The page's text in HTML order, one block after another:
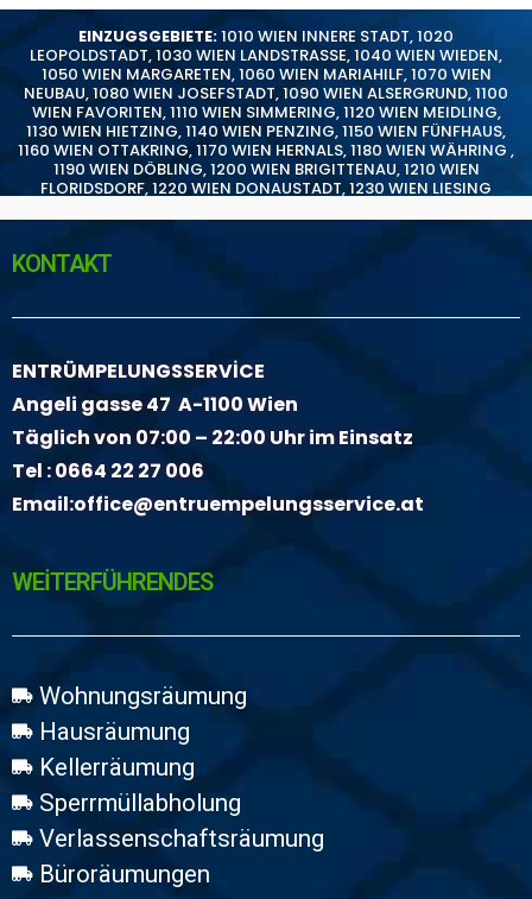
EINZUGSGEBIETE:1010 WIEN INNERE STADT,1020
LEOPOLDSTADT,1030 WIEN LANDSTRASSE,1040 WIEN WIEDEN,
1050 WIEN MARGARETEN,1060 WIEN MARIAHILF,1070 WIEN
NEUBAU,1080 WIEN JOSEFSTADT,1090 WIEN ALSERGRUND,1100
WIEN FAVORITEN,1110 WIEN SIMMERING,1120 WIEN MEIDLING,
1130 WIEN HIETZING,1140 WIEN PENZING,1150 WIEN FÜNFHAUS,
1160 WIEN OTTAKRING,1170 WIEN HERNALS,1180 WIEN WÄHRING ,
1190 WIEN DÖBLING,1200 WIEN BRIGITTENAU,1210 WIEN
FLORIDSDORF,1220 WIEN DONAUSTADT,1230 WIEN LIESING
KONTAKT
ENTRÜMPELUNGSSERVİCE
Angeli gasse 47 A-1100 Wien
Täglich von 07:00 – 22:00 Uhr im Einsatz
Tel :0664 22 27 006
Email:office@entruempelungsservice.at
WEİTERFÜHRENDES
Wohnungsräumung
Hausräumung
Kellerräumung
Sperrmüllabholung
Verlassenschaftsräumung
Büroräumungen